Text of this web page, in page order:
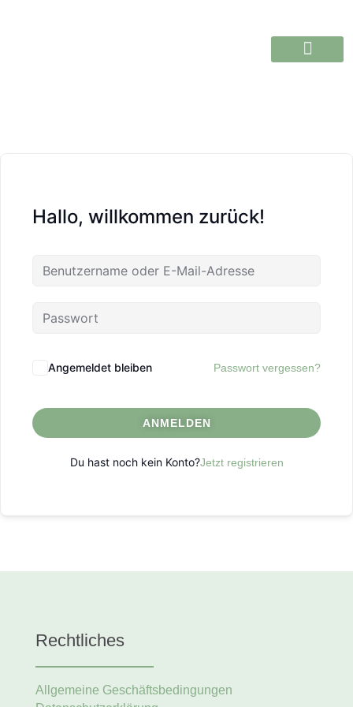
Hallo, willkommen zurück!
Angemeldet bleiben Passwort vergessen?
ANMELDEN
Du hast noch kein Konto?Jetzt registrieren
Rechtliches
Allgemeine Geschäftsbedingungen